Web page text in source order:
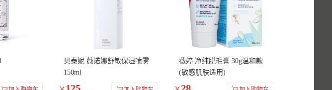
贝泰妮 薇诺娜舒敏保湿喷雾
150ml
薇婷 净纯脱毛膏 30g温和款
(敏感肌肤适用)